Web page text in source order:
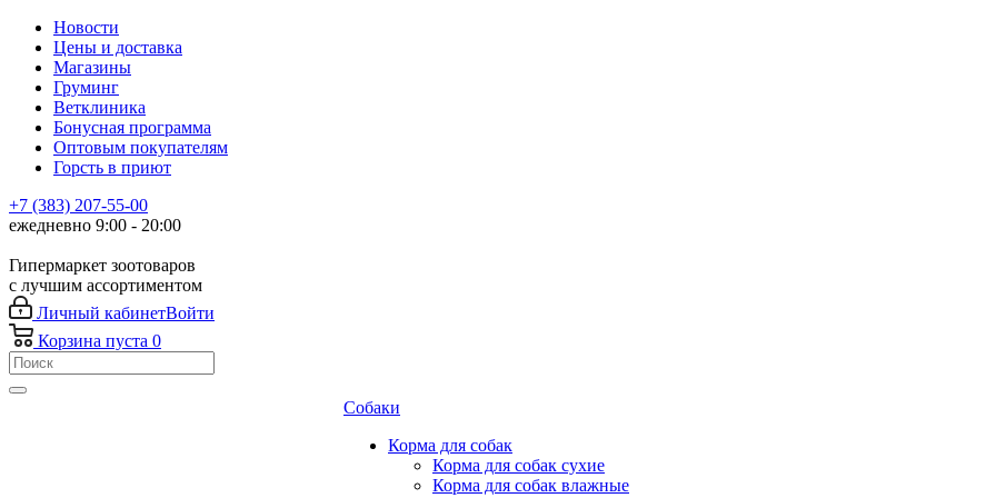
Новости
Цены и доставка
Магазины
Груминг
Ветклиника
Бонусная программа
Оптовым покупателям
Горсть в приют
+7 (383) 207-55-00
ежедневно 9:00 - 20:00
Гипермаркет зоотоваров
с лучшим ассортиментом
Личный кабинетВойти
Корзина пуста 0
Собаки
Корма для собак
Корма для собак сухие
Корма для собак влажные